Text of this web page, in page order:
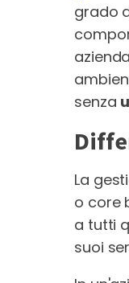
grado
senza
La
o core
a tutti
suoi